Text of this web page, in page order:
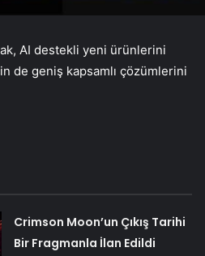
AI destekli yeni ürünlerini
de geniş kapsamlı çözümlerini
Crimson Moon’un Çıkış Tarihi
Bir Fragmanla İlan Edildi